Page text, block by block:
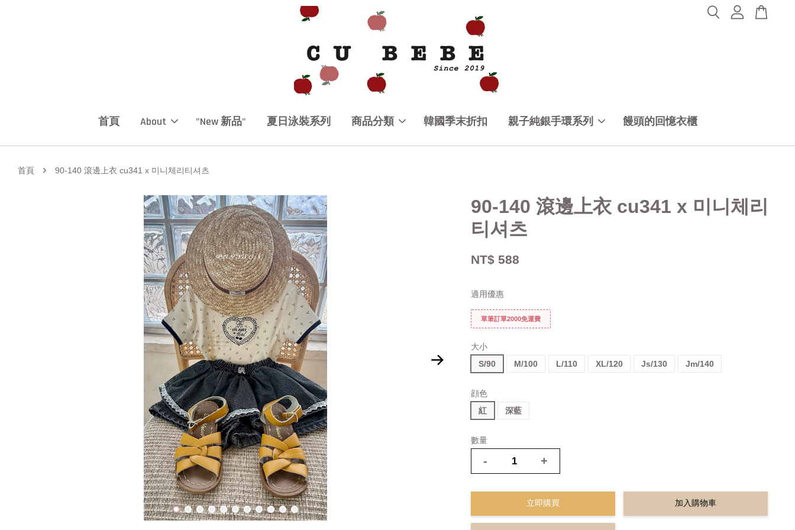
首頁 About "New 新品" 夏日泳裝系列 商品分類 韓國季末折扣 親子純銀手環系列 饅頭的回憶衣櫃
首頁 › 90-140 滾邊上衣 cu341 x 미니체리티셔츠
90-140 滾邊上衣 cu341 x 미니체리
티셔츠
NT$ 588
適用優惠
單筆訂單2000免運費
大小
S/90
M/100 L/110 XL/120 Js/130 Jm/140
顔色
紅
深藍
數量
- +
立即購買 加入購物車